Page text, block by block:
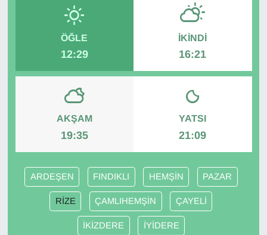
ÖĞLE
12:29
İKINDI
16:21
AKŞAM
19:35
YATSI
21:09
ARDEŞEN FINDIKLI HEMŞİN PAZAR
RİZE ÇAMLIHEMŞİN ÇAYELİ
İKİZDERE İYİDERE